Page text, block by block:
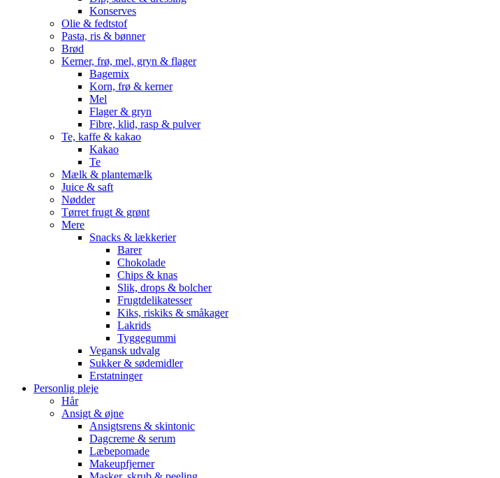
Konserves
Olie & fedtstof
Pasta, ris & bønner
Brød
Kerner, frø, mel, gryn & flager
Bagemix
Korn, frø & kerner
Mel
Flager & gryn
Fibre, klid, rasp & pulver
Te, kaffe & kakao
Kakao
Te
Mælk & plantemælk
Juice & saft
Nødder
Tørret frugt & grønt
Mere
Snacks & lækkerier
Barer
Chokolade
Chips & knas
Slik, drops & bolcher
Frugtdelikatesser
Kiks, riskiks & småkager
Lakrids
Tyggegummi
Vegansk udvalg
Sukker & sødemidler
Erstatninger
Personlig pleje
Hår
Ansigt & øjne
Ansigtsrens & skintonic
Dagcreme & serum
Læbepomade
Makeupfjerner